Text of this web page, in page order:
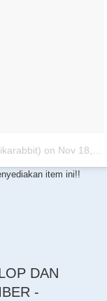
on Nov 18, 2015 at 4:41pm PST
item ini!!
DAN
-